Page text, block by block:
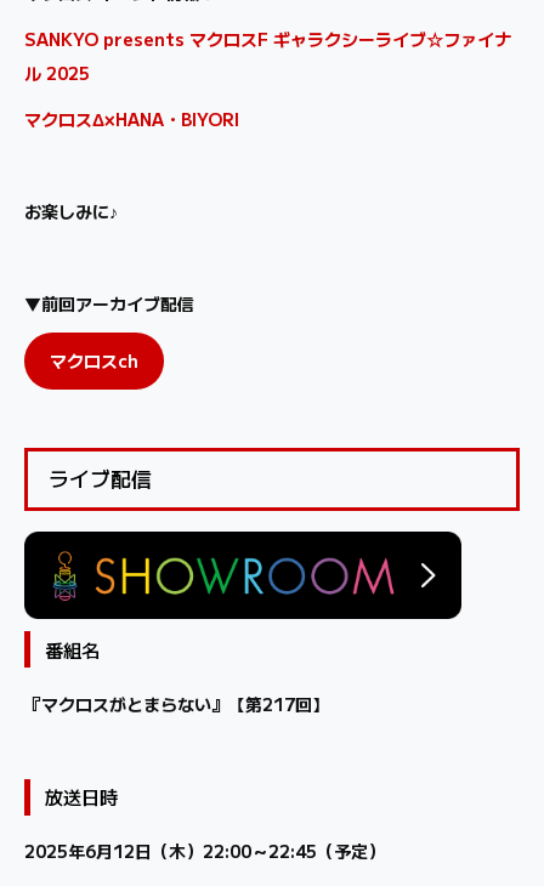
SANKYO presents マクロスF ギャラクシーライブ☆ファイナ
ル 2025
マクロスΔ×HANA・BIYORI
お楽しみに♪
▼前回アーカイブ配信
マクロスch
ライブ配信
番組名
『マクロスがとまらない』【第217回】
放送日時
2025年6月12日（木）22:00～22:45（予定）